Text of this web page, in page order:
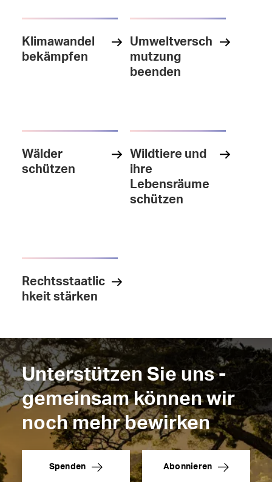
Klimawandel
bekämpfen
Umweltversch
mutzung
beenden
Wälder
schützen
Wildtiere und
ihre
Lebensräume
schützen
Rechtsstaatlic
hkeit stärken
Unterstützen Sie uns -
gemeinsam können wir
noch mehr bewirken
Spenden Abonnieren